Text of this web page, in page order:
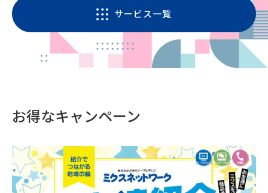
サービス一覧
お得なキャンペーン